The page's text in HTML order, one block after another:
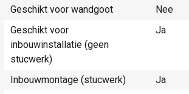
Geschikt voor wandgoot
Nee
Geschikt voor
inbouwinstallatie (geen
stucwerk)
Ja
Inbouwmontage (stucwerk)
Ja